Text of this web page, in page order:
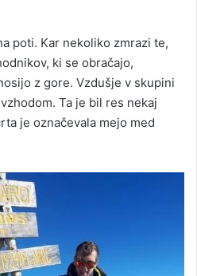
poti. Kar nekoliko zmrazi te,
ki se obračajo,
z gore. Vzdušje v skupini
Ta je bil res nekaj
je označevala mejo med